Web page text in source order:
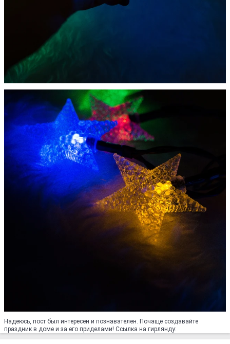
Надеюсь, пост был интересен и познавателен. Почаще создавайте
праздник в доме и за его приделами! Ссылка на гирлянду: